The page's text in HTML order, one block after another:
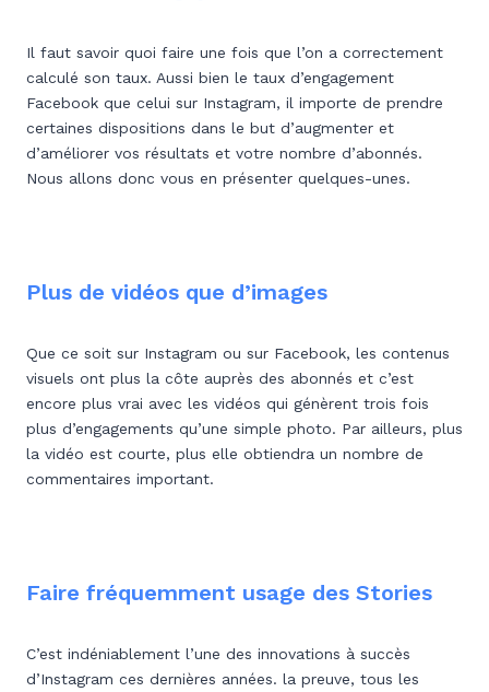
Il faut savoir quoi faire une fois que l’on a correctement
calculé son taux. Aussi bien le taux d’engagement
Facebook que celui sur Instagram, il importe de prendre
certaines dispositions dans le but d’augmenter et
d’améliorer vos résultats et votre nombre d’abonnés.
Nous allons donc vous en présenter quelques-unes.
Plus de vidéos que d’images
Que ce soit sur Instagram ou sur Facebook, les contenus
visuels ont plus la côte auprès des abonnés et c’est
encore plus vrai avec les vidéos qui génèrent trois fois
plus d’engagements qu’une simple photo. Par ailleurs, plus
la vidéo est courte, plus elle obtiendra un nombre de
commentaires important.
Faire fréquemment usage des Stories
C’est indéniablement l’une des innovations à succès
d’Instagram ces dernières années. la preuve, tous les